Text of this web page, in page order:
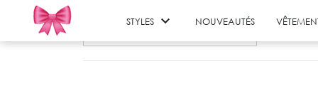
STYLES  NOUVEAUTÉS